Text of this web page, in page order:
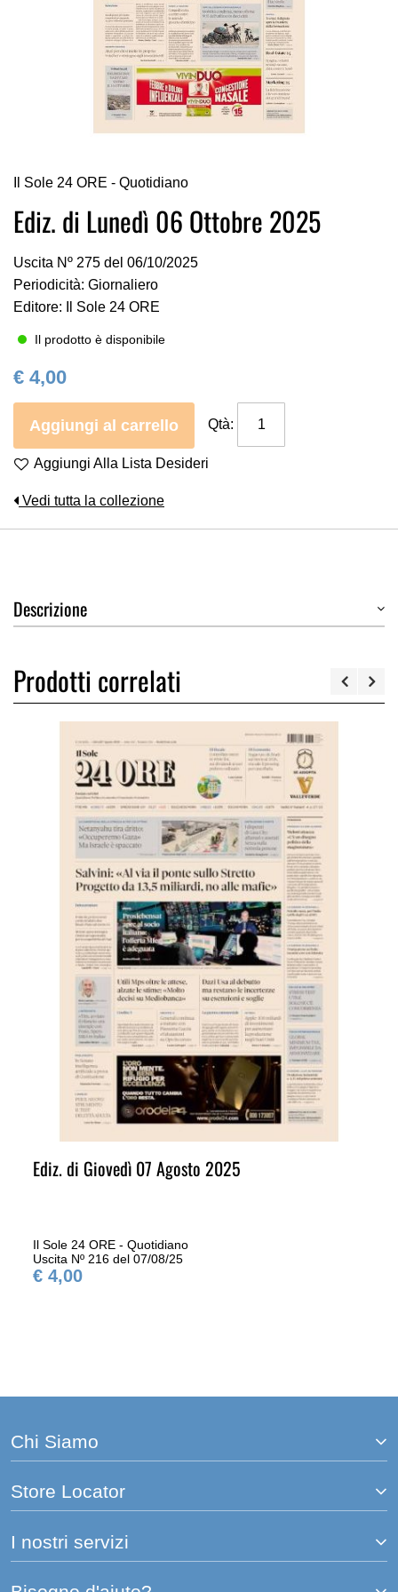
all'inizio
della
galleria
immagini
Il Sole 24 ORE - Quotidiano
Ediz. di Lunedì 06 Ottobre 2025
Uscita Nº 275 del 06/10/2025
Periodicità: Giornaliero
Editore: Il Sole 24 ORE
Il prodotto è disponibile
€ 4,00
Aggiungi al carrello Qtà:
Aggiungi Alla Lista Desideri
Vedi tutta la collezione
Descrizione
Prodotti correlati
Ediz. di Giovedì 07 Agosto 2025
Il Sole 24 ORE - Quotidiano
Uscita Nº 216 del 07/08/25
€ 4,00
Chi Siamo
Store Locator
I nostri servizi